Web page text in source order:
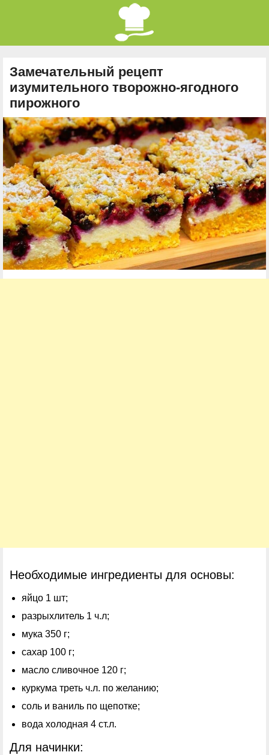
Замечательный рецепт
изумительного творожно-ягодного
пирожного
Необходимые ингредиенты для основы:
яйцо 1 шт;
разрыхлитель 1 ч.л;
мука 350 г;
сахар 100 г;
масло сливочное 120 г;
куркума треть ч.л. по желанию;
соль и ваниль по щепотке;
вода холодная 4 ст.л.
Для начинки: